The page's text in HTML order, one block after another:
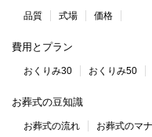
品質 式場 価格
費用とプラン
おくりみ30 おくりみ50
お葬式の豆知識
お葬式の流れ お葬式のマ